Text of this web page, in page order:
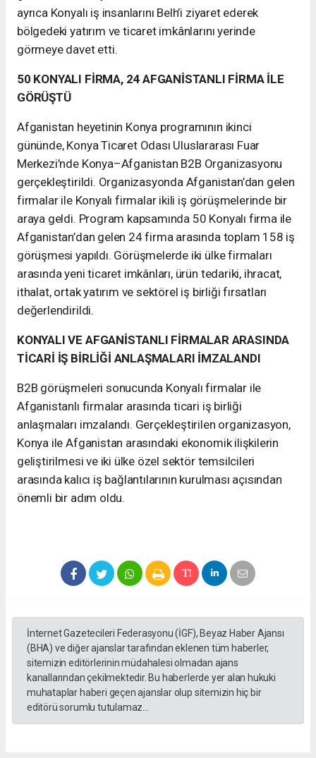
ayrıca Konyalı iş insanlarını Belh’i ziyaret ederek
bölgedeki yatırım ve ticaret imkânlarını yerinde
görmeye davet etti.
50 KONYALI FİRMA, 24 AFGANİSTANLI FİRMA İLE
GÖRÜŞTÜ
Afganistan heyetinin Konya programının ikinci
gününde, Konya Ticaret Odası Uluslararası Fuar
Merkezi’nde Konya–Afganistan B2B Organizasyonu
gerçekleştirildi. Organizasyonda Afganistan’dan gelen
firmalar ile Konyalı firmalar ikili iş görüşmelerinde bir
araya geldi. Program kapsamında 50 Konyalı firma ile
Afganistan’dan gelen 24 firma arasında toplam 158 iş
görüşmesi yapıldı. Görüşmelerde iki ülke firmaları
arasında yeni ticaret imkânları, ürün tedariki, ihracat,
ithalat, ortak yatırım ve sektörel iş birliği fırsatları
değerlendirildi.
KONYALI VE AFGANİSTANLI FİRMALAR ARASINDA
TİCARİ İŞ BİRLİĞİ ANLAŞMALARI İMZALANDI
B2B görüşmeleri sonucunda Konyalı firmalar ile
Afganistanlı firmalar arasında ticari iş birliği
anlaşmaları imzalandı. Gerçekleştirilen organizasyon,
Konya ile Afganistan arasındaki ekonomik ilişkilerin
geliştirilmesi ve iki ülke özel sektör temsilcileri
arasında kalıcı iş bağlantılarının kurulması açısından
önemli bir adım oldu.
İnternet Gazetecileri Federasyonu (İGF), Beyaz Haber Ajansı
(BHA) ve diğer ajanslar tarafından eklenen tüm haberler,
sitemizin editörlerinin müdahalesi olmadan ajans
kanallarından çekilmektedir. Bu haberlerde yer alan hukuki
muhataplar haberi geçen ajanslar olup sitemizin hiç bir
editörü sorumlu tutulamaz...